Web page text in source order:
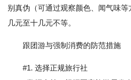
别真伪（可通过观察颜色、闻气味
几元至十几元不等。
跟团游与强制消费的防范措施
#1. 选择正规旅行社